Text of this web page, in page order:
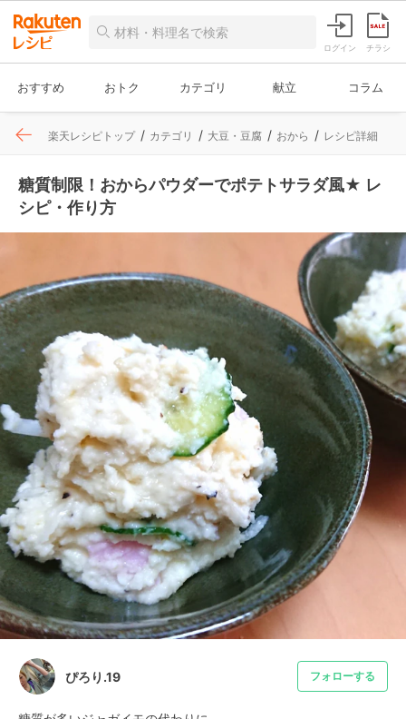
ログイン チラシ
おすすめ おトク カテゴリ 献立 コラム
楽天レシピトップ カテゴリ 大豆・豆腐 おから レシピ詳細
糖質制限！おからパウダーでポテトサラダ風★ レ
シピ・作り方
ぴろり.19 フォローする